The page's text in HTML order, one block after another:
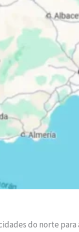
do norte para